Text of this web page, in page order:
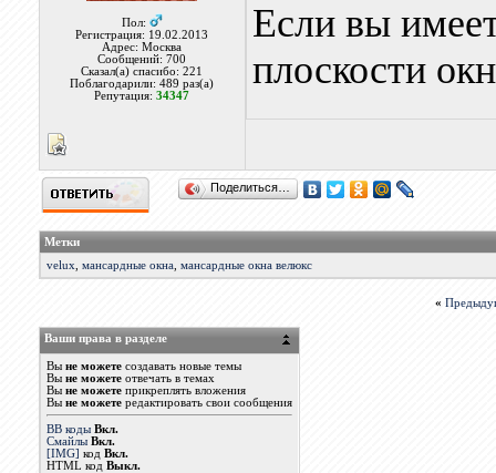
Пол:
Регистрация: 19.02.2013
Адрес: Москва
Сообщений: 700
Сказал(а) спасибо: 221
Поблагодарили: 489 раз(а)
Репутация:34347
Если вы
плоскости
Поделиться…
Метки
velux
мансардные окна, мансардные окна велюкс
«
Ваши права в разделе
Вы не можетесоздавать новые темы
Вы не можетеотвечать в темах
Вы не можетеприкреплять вложения
Вы не можетередактировать свои сообщения
BB коды Вкл.
Смайлы Вкл.
[IMG] код Вкл.
HTML код Выкл.